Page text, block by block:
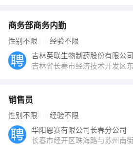
商务部商务内勤
性别不限 经验不限
吉林英联生物制药股份有限公司
吉林省长春市经济技术开发区
销售员
性别不限 经验不限
华阳恩赛有限公司长春分公司
长春市经开区珠海路与苏州南